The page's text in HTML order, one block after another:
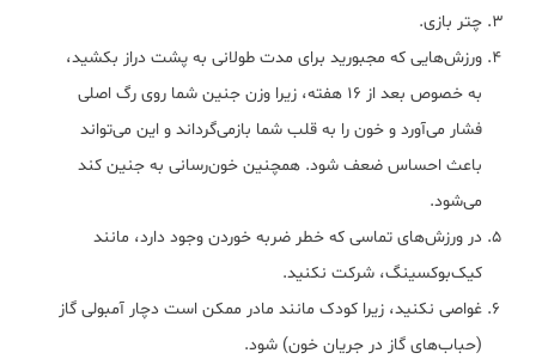
چتر بازی.
ورزش‌هایی که مجبورید برای مدت طولانی به پشت دراز بکشید،
به خصوص بعد از 16 هفته، زیرا وزن جنین شما روی رگ اصلی
فشار می‌آورد و خون را به قلب شما بازمی‌گرداند و این می‌تواند
باعث احساس ضعف شود. همچنین خون‌رسانی به جنین کند
می‌شود.
در ورزش‌های تماسی که خطر ضربه خوردن وجود دارد، مانند
کیک‌بوکسینگ، شرکت نکنید.
غواصی نکنید، زیرا کودک مانند مادر ممکن است دچار آمبولی گاز
(حباب‌های گاز در جریان خون) شود.